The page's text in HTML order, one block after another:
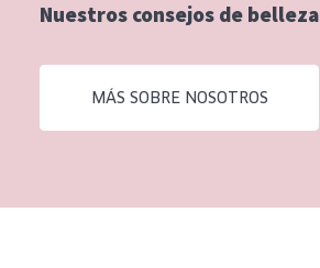
Nuestros consejos de belleza
MÁS SOBRE NOSOTROS